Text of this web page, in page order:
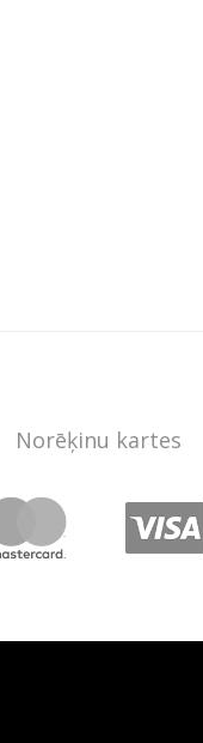
Norēķinu kartes